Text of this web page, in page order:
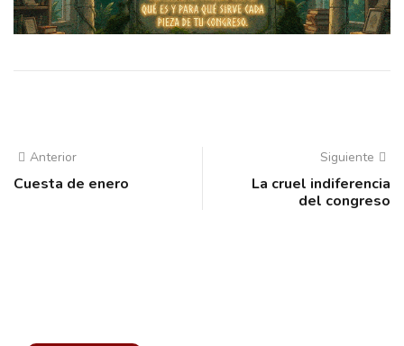
Anterior
Cuesta de enero
Siguiente
La cruel indiferencia
del congreso